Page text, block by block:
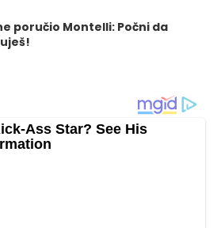
poručio Montelli: Počni da